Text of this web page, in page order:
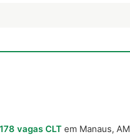
vagas CLT em Manaus, AM